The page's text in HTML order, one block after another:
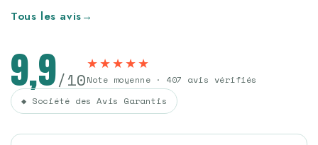
Tous les avis→
9,9/10
★★★★★
Note moyenne · 407 avis vérifiés
◆ Société des Avis Garantis